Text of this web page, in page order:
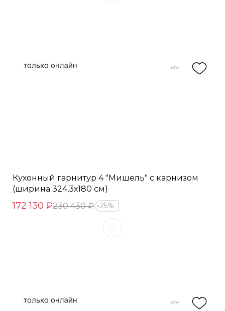
Кухонный гарнитур 4 "Мишель" с карнизом
(ширина 324,3х180 см)
172 130 ₽230 430 ₽ 25%